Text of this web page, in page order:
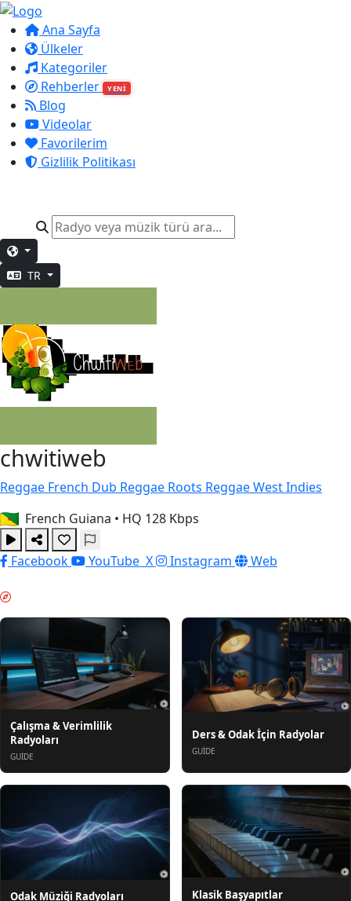
Ana Sayfa
Ülkeler
Kategoriler
Rehberler
YENİ
Blog
Videolar
Favorilerim
Gizlilik Politikası
TR
chwitiweb
Reggae French Dub Reggae Roots ReggaeWest Indies
French Guiana • HQ 128 Kbps
Facebook YouTube X Instagram Web
Çalışma & Verimlilik
Radyoları
GUIDE
Ders & Odak İçin Radyolar
GUIDE
Odak Müziği Radyoları Klasik Başyapıtlar